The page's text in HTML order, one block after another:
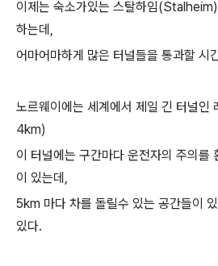
이제는 숙소가있는 스탈하임
하는데,
어마어마하게 많은 터널들을 통과할 시
노르웨이에는 세계에서 제일 긴 터널인
4km)
이 터널에는 구간마다 운전자의 주의를
이 있는데,
5km 마다 차를 돌릴수 있는 공간들이
있다.